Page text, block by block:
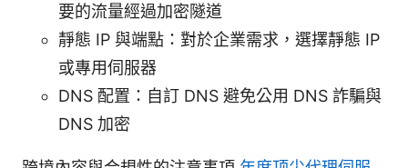
要的流量經過加密隧道
靜態 IP 與端點：對於企業需求，選擇靜態 IP
或專用伺服器
DNS 配置：自訂 DNS 避免公用 DNS 詐騙與
DNS 加密